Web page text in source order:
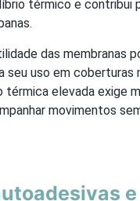
térmico e contribui
das membranas
seu uso em coberturas
térmica elevada exige
movimentos
e